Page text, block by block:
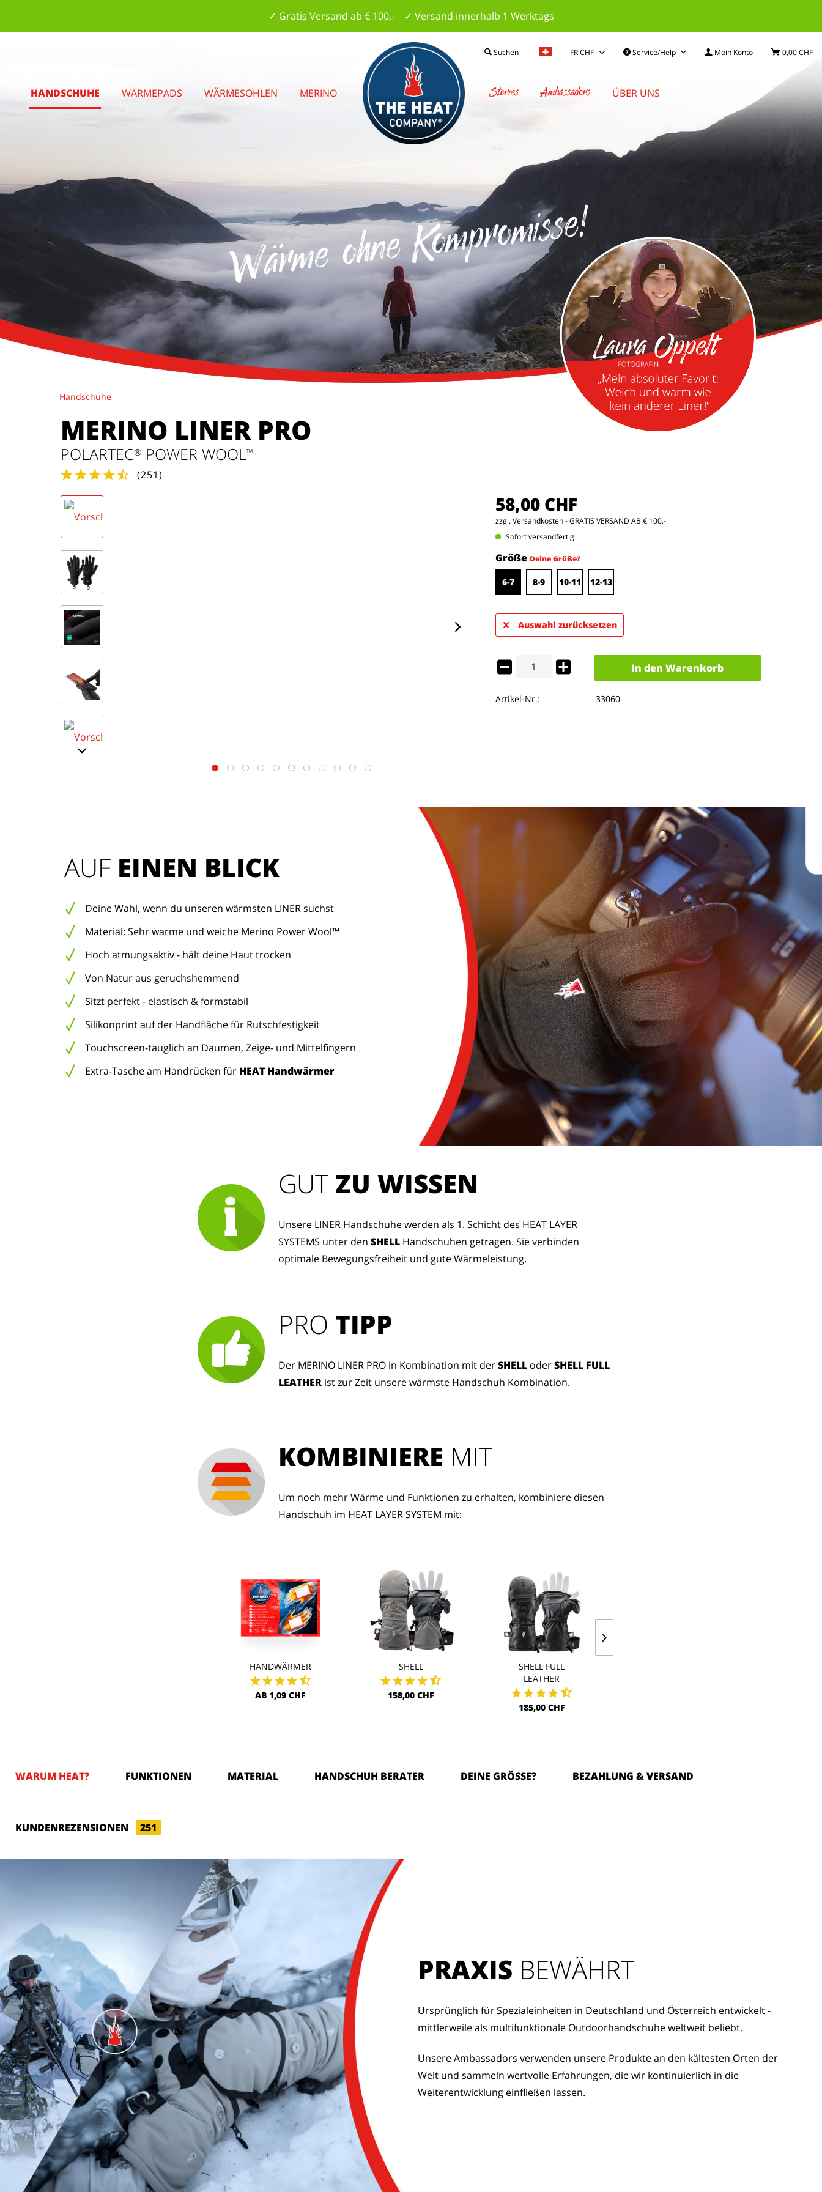
✓ Gratis Versand ab € 100,- ✓ Versand innerhalb 1 Werktags
Wärme ohne Kompromisse!
Service/Help Mein Konto 0,00 CHF
Suchen
HANDSCHUHE WÄRMEPADS WÄRMESOHLEN MERINO Stories Ambassadors ÜBER UNS
Handschuhe
MERINO LINER PRO
POLARTEC® POWER WOOL™
(251)
58,00 CHF
zzgl. Versandkosten- GRATIS VERSAND AB € 100,-
Sofort versandfertig
Größe Deine Größe?
6-7 8-9 10-11 12-13
Auswahl zurücksetzen
In den Warenkorb
Artikel-Nr.: 33060
AUF EINEN BLICK
Deine Wahl, wenn du unseren wärmsten LINER suchst
Material: Sehr warme und weiche Merino Power Wool™
Hoch atmungsaktiv - hält deine Haut trocken
Von Natur aus geruchshemmend
Sitzt perfekt - elastisch & formstabil
Silikonprint auf der Handfläche für Rutschfestigkeit
Touchscreen-tauglich an Daumen, Zeige- und Mittelfingern
Extra-Tasche am Handrücken für HEAT Handwärmer
PRO TIPP
Der MERINO LINER PRO in Kombination mit derSHELL oderSHELL FULL
LEATHER ist zur Zeit unsere wärmste Handschuh Kombination.
GUT ZU WISSEN
Unsere LINER Handschuhe werden als 1. Schicht des HEAT LAYER
SYSTEMS unter den SHELL Handschuhen getragen. Sie verbinden
optimale Bewegungsfreiheit und gute Wärmeleistung.
HANDWÄRMER
AB 1,09 CHF
SHELL
158,00 CHF
SHELL FULL
LEATHER
185,00 CHF
KOMBINIERE MIT
Um noch mehr Wärme und Funktionen zu erhalten, kombiniere diesen
Handschuh im HEAT LAYER SYSTEM mit:
WARUM HEAT? FUNKTIONEN MATERIAL HANDSCHUH BERATER DEINE GRÖSSE? BEZAHLUNG & VERSAND
KUNDENREZENSIONEN 251
PRAXIS BEWÄHRT
Ursprünglich für Spezialeinheiten in Deutschland und Österreich entwickelt -
mittlerweile als multifunktionale Outdoorhandschuhe weltweit beliebt.
Unsere Ambassadors verwenden unsere Produkte an den kältesten Orten der
Welt und sammeln wertvolle Erfahrungen, die wir kontinuierlich in die
Weiterentwicklung einfließen lassen.